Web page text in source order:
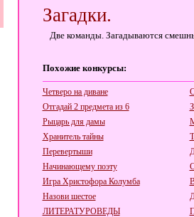
Загадки.
Две команды. Загадываются
Похожие конкурсы:
Четверо на диване
Отгадай 2 предмета из 6
Рыцарь для дамы
Хранитель тайны
Перевертыши
Начинающему поэту
Игра Христофора Колумба
Назови шестое
ЛИТЕРАТУРОВЕДЫ